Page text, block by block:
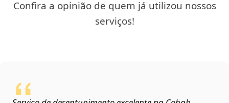
Confira a opinião de quem já utilizou nossos
serviços!